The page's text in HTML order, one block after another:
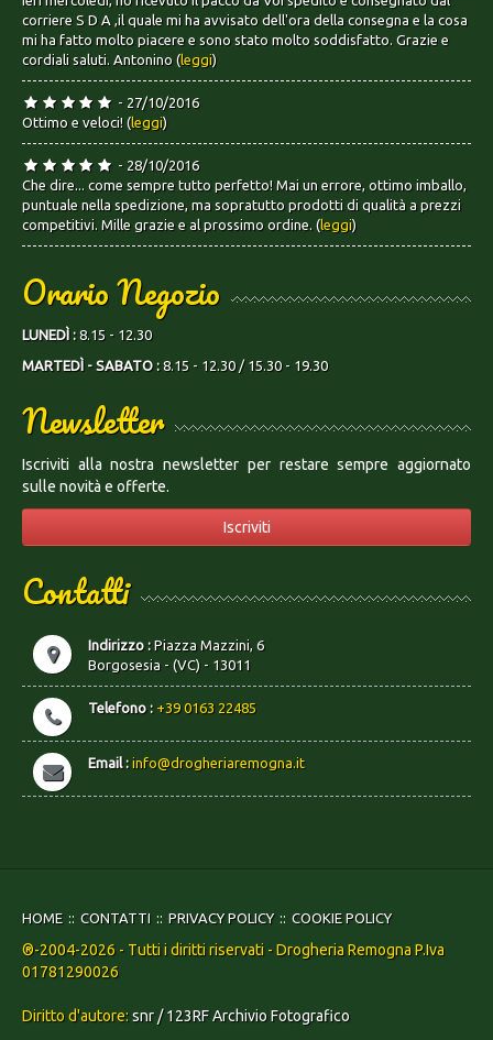
corriere S D A ,il quale mi ha avvisato dell'ora della consegna e la cosa
mi ha fatto molto piacere e sono stato molto soddisfatto. Grazie e
cordiali saluti. Antonino (leggi)
- 27/10/2016
Ottimo e veloci! (leggi)
- 28/10/2016
Che dire... come sempre tutto perfetto! Mai un errore, ottimo imballo,
puntuale nella spedizione, ma sopratutto prodotti di qualità a prezzi
competitivi. Mille grazie e al prossimo ordine. (leggi)
Orario Negozio
LUNEDÌ :8.15 - 12.30
MARTEDÌ - SABATO :8.15 - 12.30 / 15.30 - 19.30
Newsletter
Iscriviti alla nostra newsletter per restare sempre aggiornato
sulle novità e offerte.
Iscriviti
Contatti
Indirizzo :Piazza Mazzini, 6
Borgosesia - (VC) - 13011
Telefono : +39 0163 22485
Email :info@drogheriaremogna.it
HOME CONTATTI PRIVACY POLICY COOKIE POLICY
®-2004-2026 - Tutti i diritti riservati - Drogheria Remogna P.Iva
01781290026
Diritto d'autore:snr / 123RF Archivio Fotografico